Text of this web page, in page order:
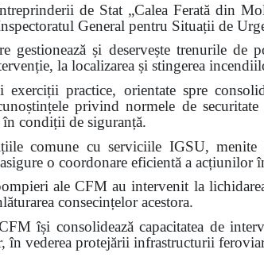
de Stat „Calea Ferată din
General pentru Situații de
gestionează și deservește trenurile
la localizarea și stingerea
practice, orientate spre
privind normele de
condiții de siguranță.
comune cu serviciile IGSU,
o coordonare eficientă a
ale CFM au intervenit la
consecințelor acestora.
consolidează capacitatea de
în vederea protejării infrastructurii